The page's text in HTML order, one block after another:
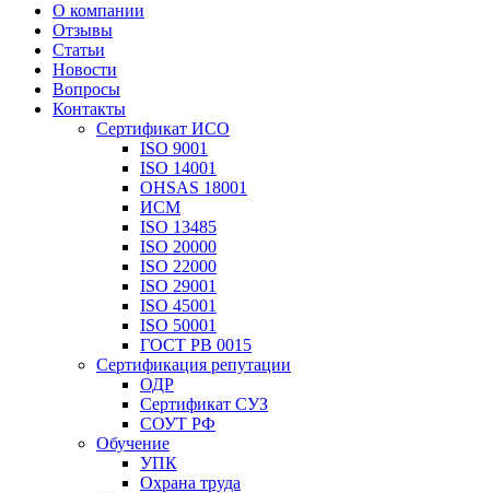
О компании
Отзывы
Статьи
Новости
Вопросы
Контакты
Сертификат ИСО
ISO 9001
ISO 14001
OHSAS 18001
ИСМ
ISO 13485
ISO 20000
ISO 22000
ISO 29001
ISO 45001
ISO 50001
ГОСТ РВ 0015
Сертификация репутации
ОДР
Сертификат СУЗ
СОУТ РФ
Обучение
УПК
Охрана труда